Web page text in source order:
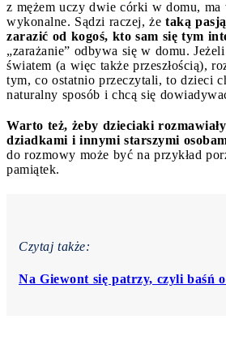
z mężem uczy dwie córki w domu,
wykonalne. Sądzi raczej, że taką
zarazić od kogoś, kto sam się tym
„zarażanie” odbywa się w domu.
światem (a więc także przeszłością),
tym, co ostatnio przeczytali, to dzieci
naturalny sposób i chcą się
Warto też, żeby dzieciaki rozmawiały
dziadkami i innymi starszymi
do rozmowy może być na przykład
pamiątek.
Czytaj także:
Na Giewont się patrzy, czyli baśń